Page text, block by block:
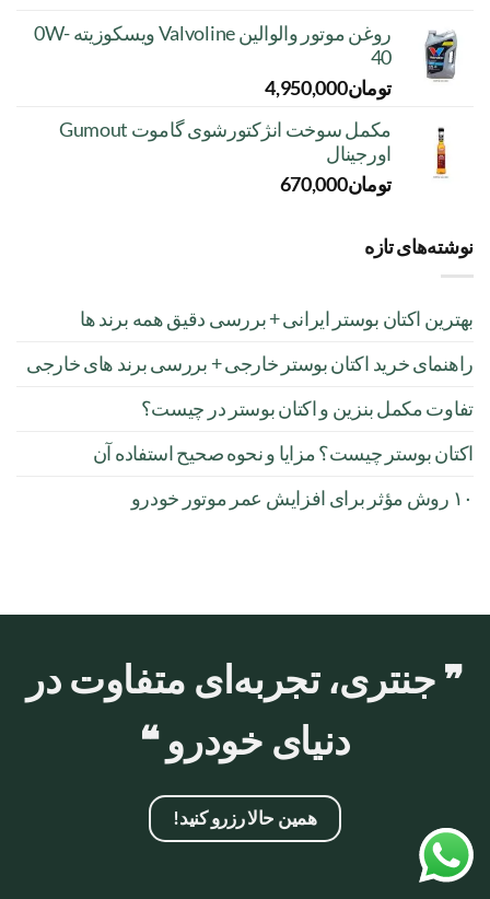
روغن موتور والوالین Valvoline ویسکوزیته 0W-
40
تومان4,950,000
مکمل سوخت انژکتورشوی گاموت Gumout
اورجینال
تومان670,000
نوشته‌های تازه
بهترین اکتان بوستر ایرانی + بررسی دقیق همه برند ها
راهنمای خرید اکتان بوستر خارجی + بررسی برند های خارجی
تفاوت مکمل بنزین و اکتان بوستر در چیست؟
اکتان بوستر چیست؟ مزایا و نحوه صحیح استفاده آن
۱۰ روش مؤثر برای افزایش عمر موتور خودرو
❞ جنتری، تجربه‌ای متفاوت در
دنیای خودرو ❝
همین حالا رزرو کنید!